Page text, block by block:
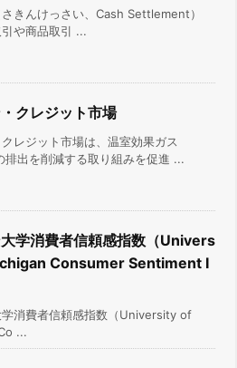
きんけっさい、Cash Settlement）
や商品取引 ...
クレジット市場
レジット市場は、温室効果ガス
排出を削減する取り組みを促進 ...
大学消費者信頼感指数（Univers
Consumer Sentiment I
学消費者信頼感指数（University of
...